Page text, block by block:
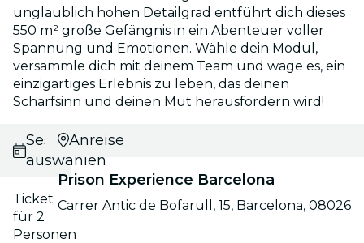
unglaublich hohen Detailgrad entführt dich dieses
550 m² große Gefängnis in ein Abenteuer voller
Spannung und Emotionen. Wähle dein Modul,
versammle dich mit deinem Team und wage es, ein
einzigartiges Erlebnis zu leben, das deinen
Scharfsinn und deinen Mut herausfordern wird!
Session
auswählen
Ticket
für 2
Personen
Anreise
Prison Experience Barcelona
Carrer Antic de Bofarull, 15, Barcelona, 08026